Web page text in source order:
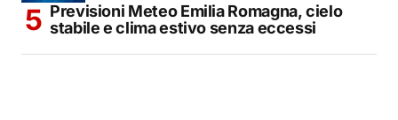
Previsioni Meteo Emilia Romagna, cielo
stabile e clima estivo senza eccessi